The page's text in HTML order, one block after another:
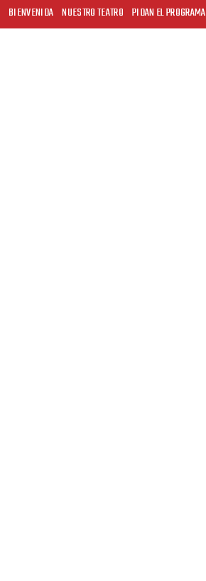
BIENVENIDA NUESTRO TEATRO PIDAN EL PROGRAMA